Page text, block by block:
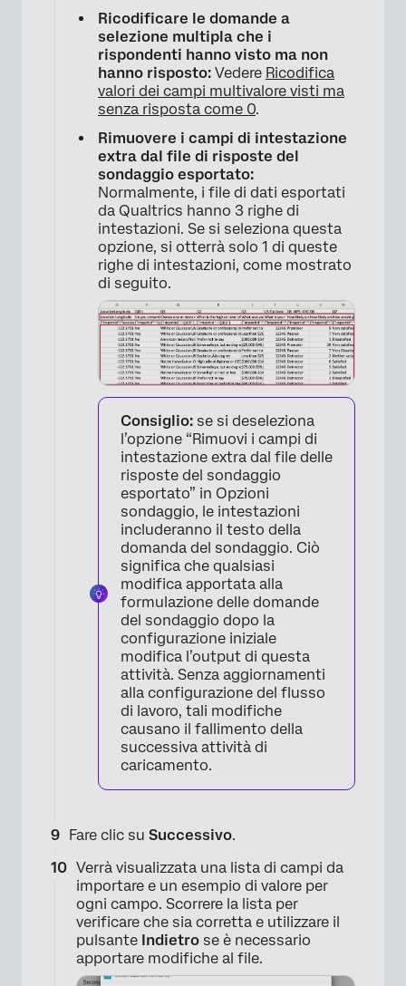
Ricodificare le domande a
selezione multipla che i
rispondenti hanno visto ma non
hanno risposto: Vedere Ricodifica
valori dei campi multivalore visti ma
senza risposta come 0.
Rimuovere i campi di intestazione
extra dal file di risposte del
sondaggio esportato:
Normalmente, i file di dati esportati
da Qualtrics hanno 3 righe di
intestazioni. Se si seleziona questa
opzione, si otterrà solo 1 di queste
righe di intestazioni, come mostrato
di seguito.
×
Consiglio: se si deseleziona
l’opzione “Rimuovi i campi di
intestazione extra dal file delle
risposte del sondaggio
esportato” in Opzioni
sondaggio, le intestazioni
includeranno il testo della
domanda del sondaggio. Ciò
significa che qualsiasi
modifica apportata alla
formulazione delle domande
del sondaggio dopo la
configurazione iniziale
modifica l’output di questa
attività. Senza aggiornamenti
alla configurazione del flusso
di lavoro, tali modifiche
causano il fallimento della
successiva attività di
caricamento.
Fare clic su Successivo.
Verrà visualizzata una lista di campi da
importare e un esempio di valore per
ogni campo. Scorrere la lista per
verificare che sia corretta e utilizzare il
pulsante Indietro se è necessario
apportare modifiche al file.